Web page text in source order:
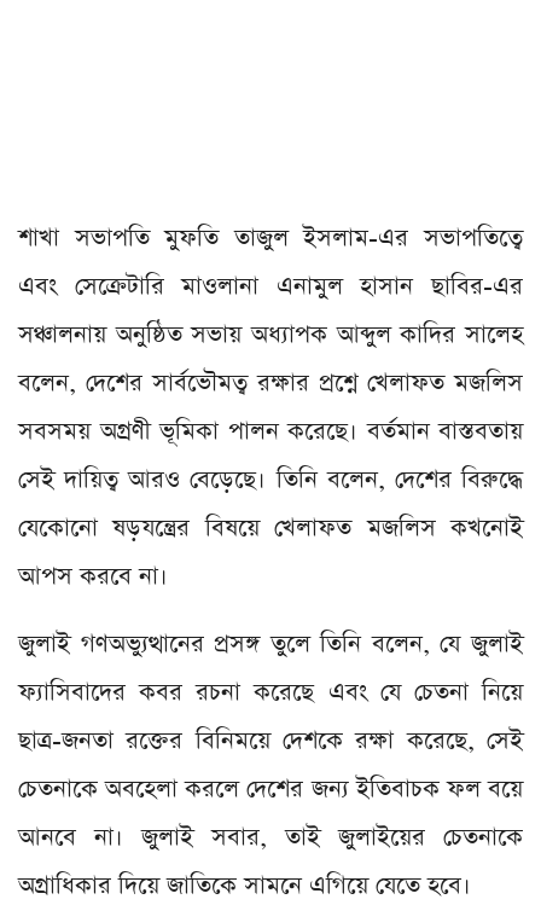
শাখা সভাপতি মুফতি তাজুল ইসলাম-এর সভাপতিত্বে
এবং সেক্রেটারি মাওলানা এনামুল হাসান ছাবির-এর
সঞ্চালনায় অনুষ্ঠিত সভায় অধ্যাপক আব্দুল কাদির সালেহ
বলেন, দেশের সার্বভৌমত্ব রক্ষার প্রশ্নে খেলাফত মজলিস
সবসময় অগ্রণী ভূমিকা পালন করেছে। বর্তমান বাস্তবতায়
সেই দায়িত্ব আরও বেড়েছে। তিনি বলেন, দেশের বিরুদ্ধে
যেকোনো ষড়যন্ত্রের বিষয়ে খেলাফত মজলিস কখনোই
আপস করবে না।
জুলাই গণঅভ্যুত্থানের প্রসঙ্গ তুলে তিনি বলেন, যে জুলাই
ফ্যাসিবাদের কবর রচনা করেছে এবং যে চেতনা নিয়ে
ছাত্র-জনতা রক্তের বিনিময়ে দেশকে রক্ষা করেছে, সেই
চেতনাকে অবহেলা করলে দেশের জন্য ইতিবাচক ফল বয়ে
আনবে না। জুলাই সবার, তাই জুলাইয়ের চেতনাকে
অগ্রাধিকার দিয়ে জাতিকে সামনে এগিয়ে যেতে হবে।